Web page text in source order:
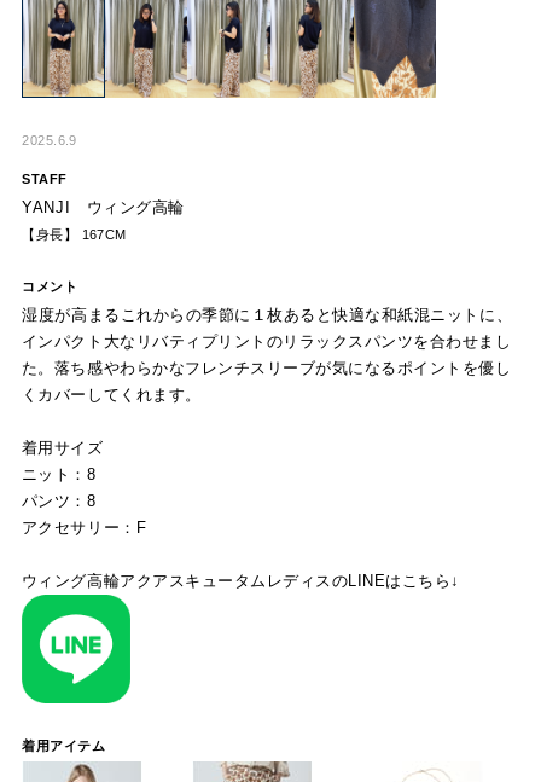
2025.6.9
STAFF
YANJI ウィング高輪
【身長】 167CM
コメント
湿度が高まるこれからの季節に１枚あると快適な和紙混ニットに、
インパクト大なリバティプリントのリラックスパンツを合わせまし
た。落ち感やわらかなフレンチスリーブが気になるポイントを優し
くカバーしてくれます。
着用サイズ
ニット：8
パンツ：8
アクセサリー：F
ウィング高輪アクアスキュータムレディスのLINEはこちら↓
着用アイテム